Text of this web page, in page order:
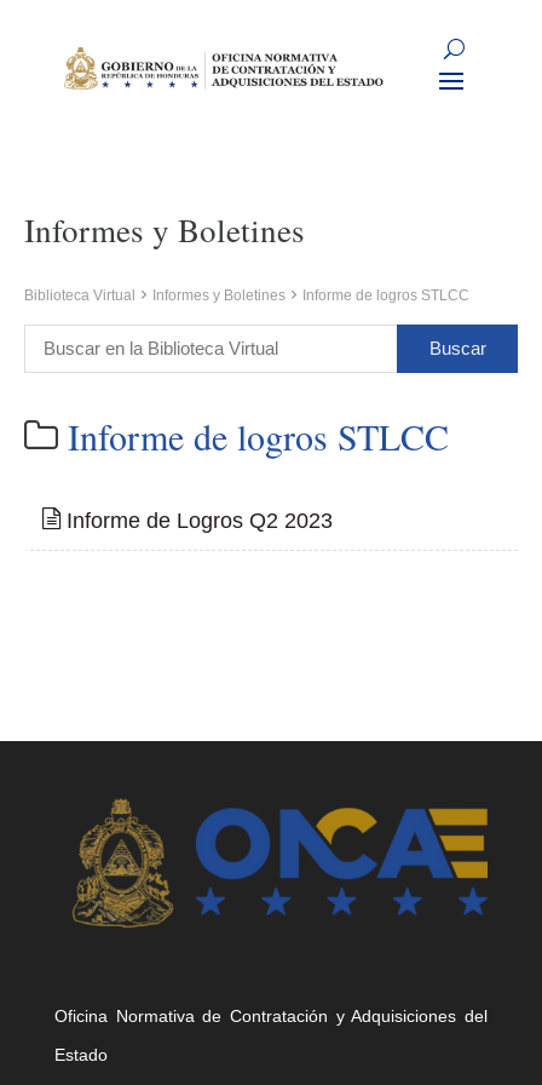
Informes y Boletines
Biblioteca Virtual Informes y Boletines Informe de logros STLCC
Informe de logros STLCC
Informe de Logros Q2 2023
Oficina Normativa de Contratación y Adquisiciones del
Estado